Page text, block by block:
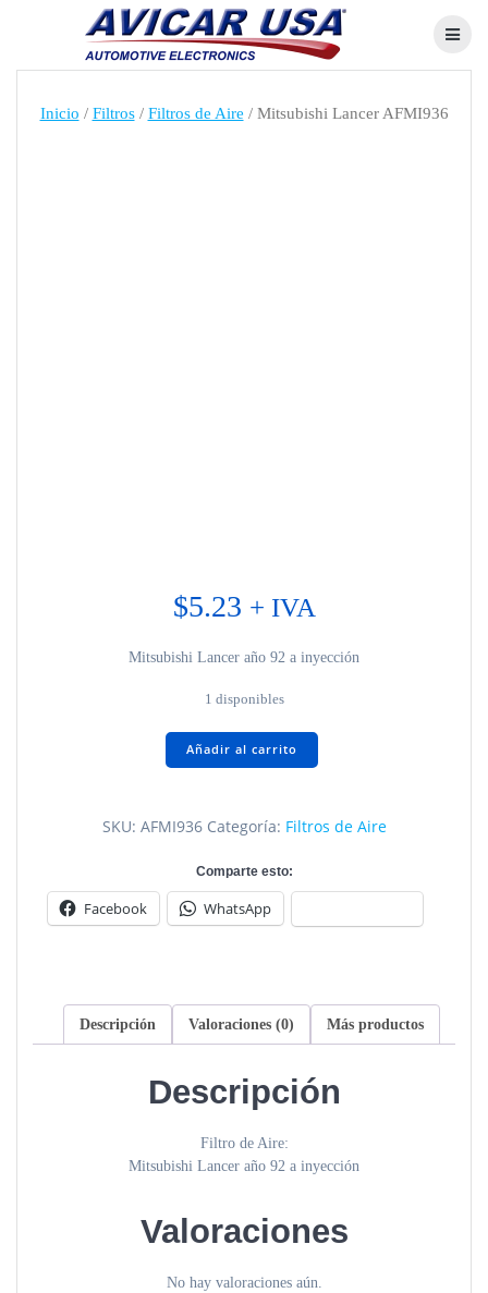
Skip
to
content
Inicio / Filtros/ Filtros de Aire / Mitsubishi Lancer AFMI936
$5.23 + IVA
Mitsubishi Lancer año 92 a inyección
1 disponibles
Mitsubishi
Lancer
Añadir al carrito
SKU: AFMI936 Categoría: Filtros de Aire
Comparte esto:
Facebook WhatsApp
Descripción Valoraciones (0) Más productos
Descripción
Filtro de Aire:
Mitsubishi Lancer año 92 a inyección
Valoraciones
No hay valoraciones aún.